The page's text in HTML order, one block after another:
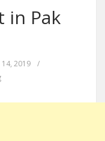
in Pak
14, 2019
/